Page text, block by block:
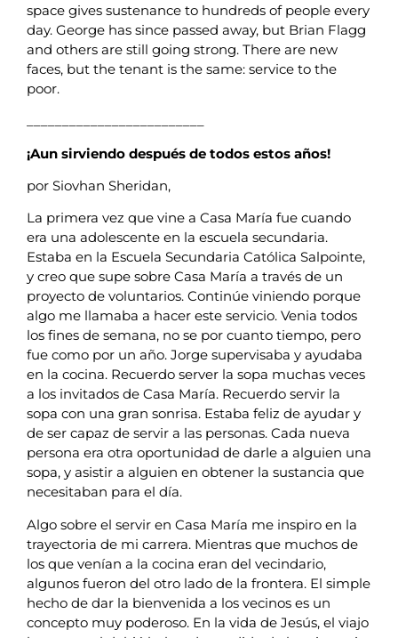
space gives sustenance to hundreds of people every
day. George has since passed away, but Brian Flagg
and others are still going strong. There are new
faces, but the tenant is the same: service to the
poor.
¡Aun sirviendo después de todos estos años!
por Siovhan Sheridan,
La primera vez que vine a Casa María fue cuando
era una adolescente en la escuela secundaria.
Estaba en la Escuela Secundaria Católica Salpointe,
y creo que supe sobre Casa María a través de un
proyecto de voluntarios. Continúe viniendo porque
algo me llamaba a hacer este servicio. Venia todos
los fines de semana, no se por cuanto tiempo, pero
fue como por un año. Jorge supervisaba y ayudaba
en la cocina. Recuerdo server la sopa muchas veces
a los invitados de Casa María. Recuerdo servir la
sopa con una gran sonrisa. Estaba feliz de ayudar y
de ser capaz de servir a las personas. Cada nueva
persona era otra oportunidad de darle a alguien una
sopa, y asistir a alguien en obtener la sustancia que
necesitaban para el día.
Algo sobre el servir en Casa María me inspiro en la
trayectoria de mi carrera. Mientras que muchos de
los que venían a la cocina eran del vecindario,
algunos fueron del otro lado de la frontera. El simple
hecho de dar la bienvenida a los vecinos es un
concepto muy poderoso. En la vida de Jesús, el viajo